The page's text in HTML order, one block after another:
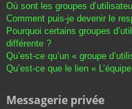
Où sont les groupes
Comment puis-je devenir le
Pourquoi certains groupes
différente ?
Qu’est-ce qu’un « groupe
Qu’est-ce que le lien «
Messagerie privée